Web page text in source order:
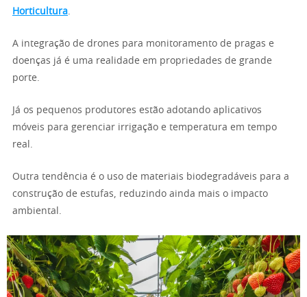
Horticultura.
A integração de drones para monitoramento de pragas e
doenças já é uma realidade em propriedades de grande
porte.
Já os pequenos produtores estão adotando aplicativos
móveis para gerenciar irrigação e temperatura em tempo
real.
Outra tendência é o uso de materiais biodegradáveis para a
construção de estufas, reduzindo ainda mais o impacto
ambiental.